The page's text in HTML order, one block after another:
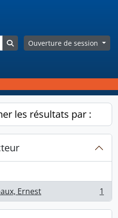
Search in browse page
Ouverture de session
les résultats par :
Ernest
1